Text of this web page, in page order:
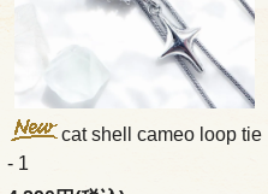
cat shell cameo loop tie
- 1